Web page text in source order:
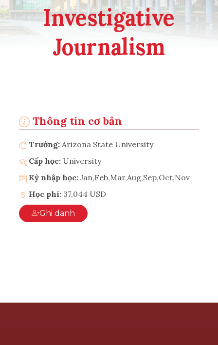
Investigative
Journalism
Thông tin cơ bản
Trường: Arizona State University
Cấp học: University
Kỳ nhập học: Jan,Feb,Mar,Aug,Sep,Oct,Nov
Học phí: 37,044 USD
Ghi danh